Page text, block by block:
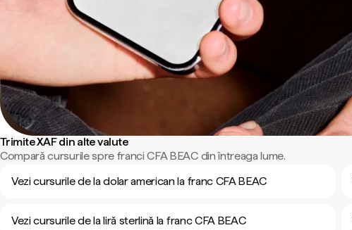
Trimite XAF din alte valute
Compară cursurile spre franci CFA BEAC din întreaga lume.
Vezi cursurile de la dolar american la franc CFA BEAC
Vezi cursurile de la liră sterlină la franc CFA BEAC